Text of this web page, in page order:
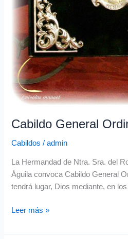
Cabildo General
Cabildos /admin
La Hermandad de Ntra. Sra. del
Águila convoca Cabildo General
tendrá lugar, Dios mediante, en
Leer más »